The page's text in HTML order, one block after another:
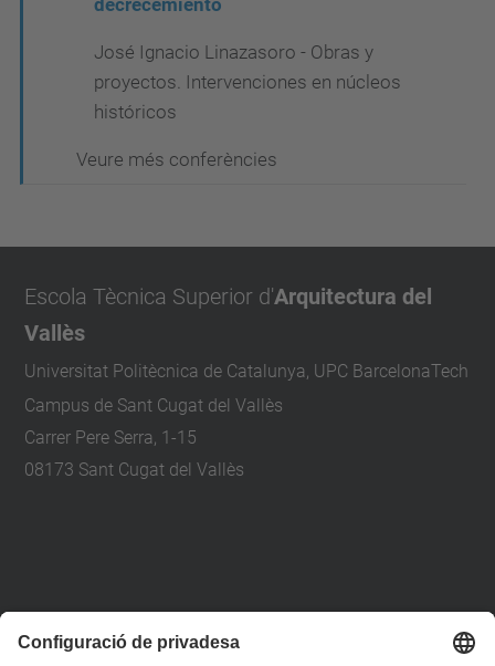
decrecemiento
José Ignacio Linazasoro - Obras y
proyectos. Intervenciones en núcleos
históricos
Veure més conferències
Escola Tècnica Superior d'Arquitectura del
Vallès
Universitat Politècnica de Catalunya, UPC BarcelonaTech
Campus de Sant Cugat del Vallès
Carrer Pere Serra, 1-15
08173 Sant Cugat del Vallès